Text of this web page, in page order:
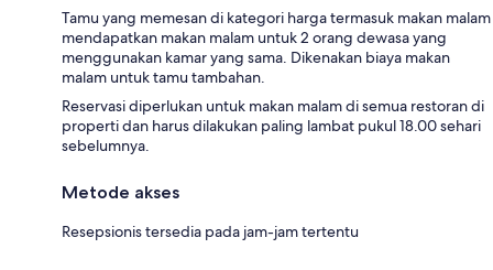
Tamu yang memesan di kategori harga termasuk makan malam
mendapatkan makan malam untuk 2 orang dewasa yang
menggunakan kamar yang sama. Dikenakan biaya makan
malam untuk tamu tambahan.
Reservasi diperlukan untuk makan malam di semua restoran di
properti dan harus dilakukan paling lambat pukul 18.00 sehari
sebelumnya.
Metode akses
Resepsionis tersedia pada jam-jam tertentu